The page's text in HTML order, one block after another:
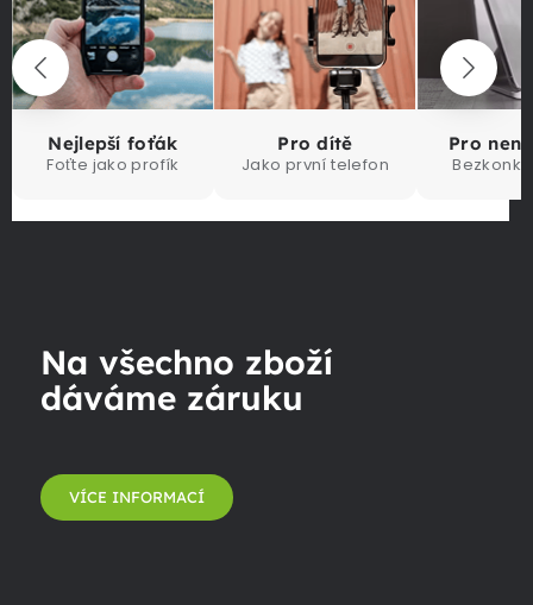
Nejlepší foťák
Foťte jako profík
Pro dítě
Jako první telefon
Pro
Na všechno zboží
dáváme záruku
VÍCE INFORMACÍ